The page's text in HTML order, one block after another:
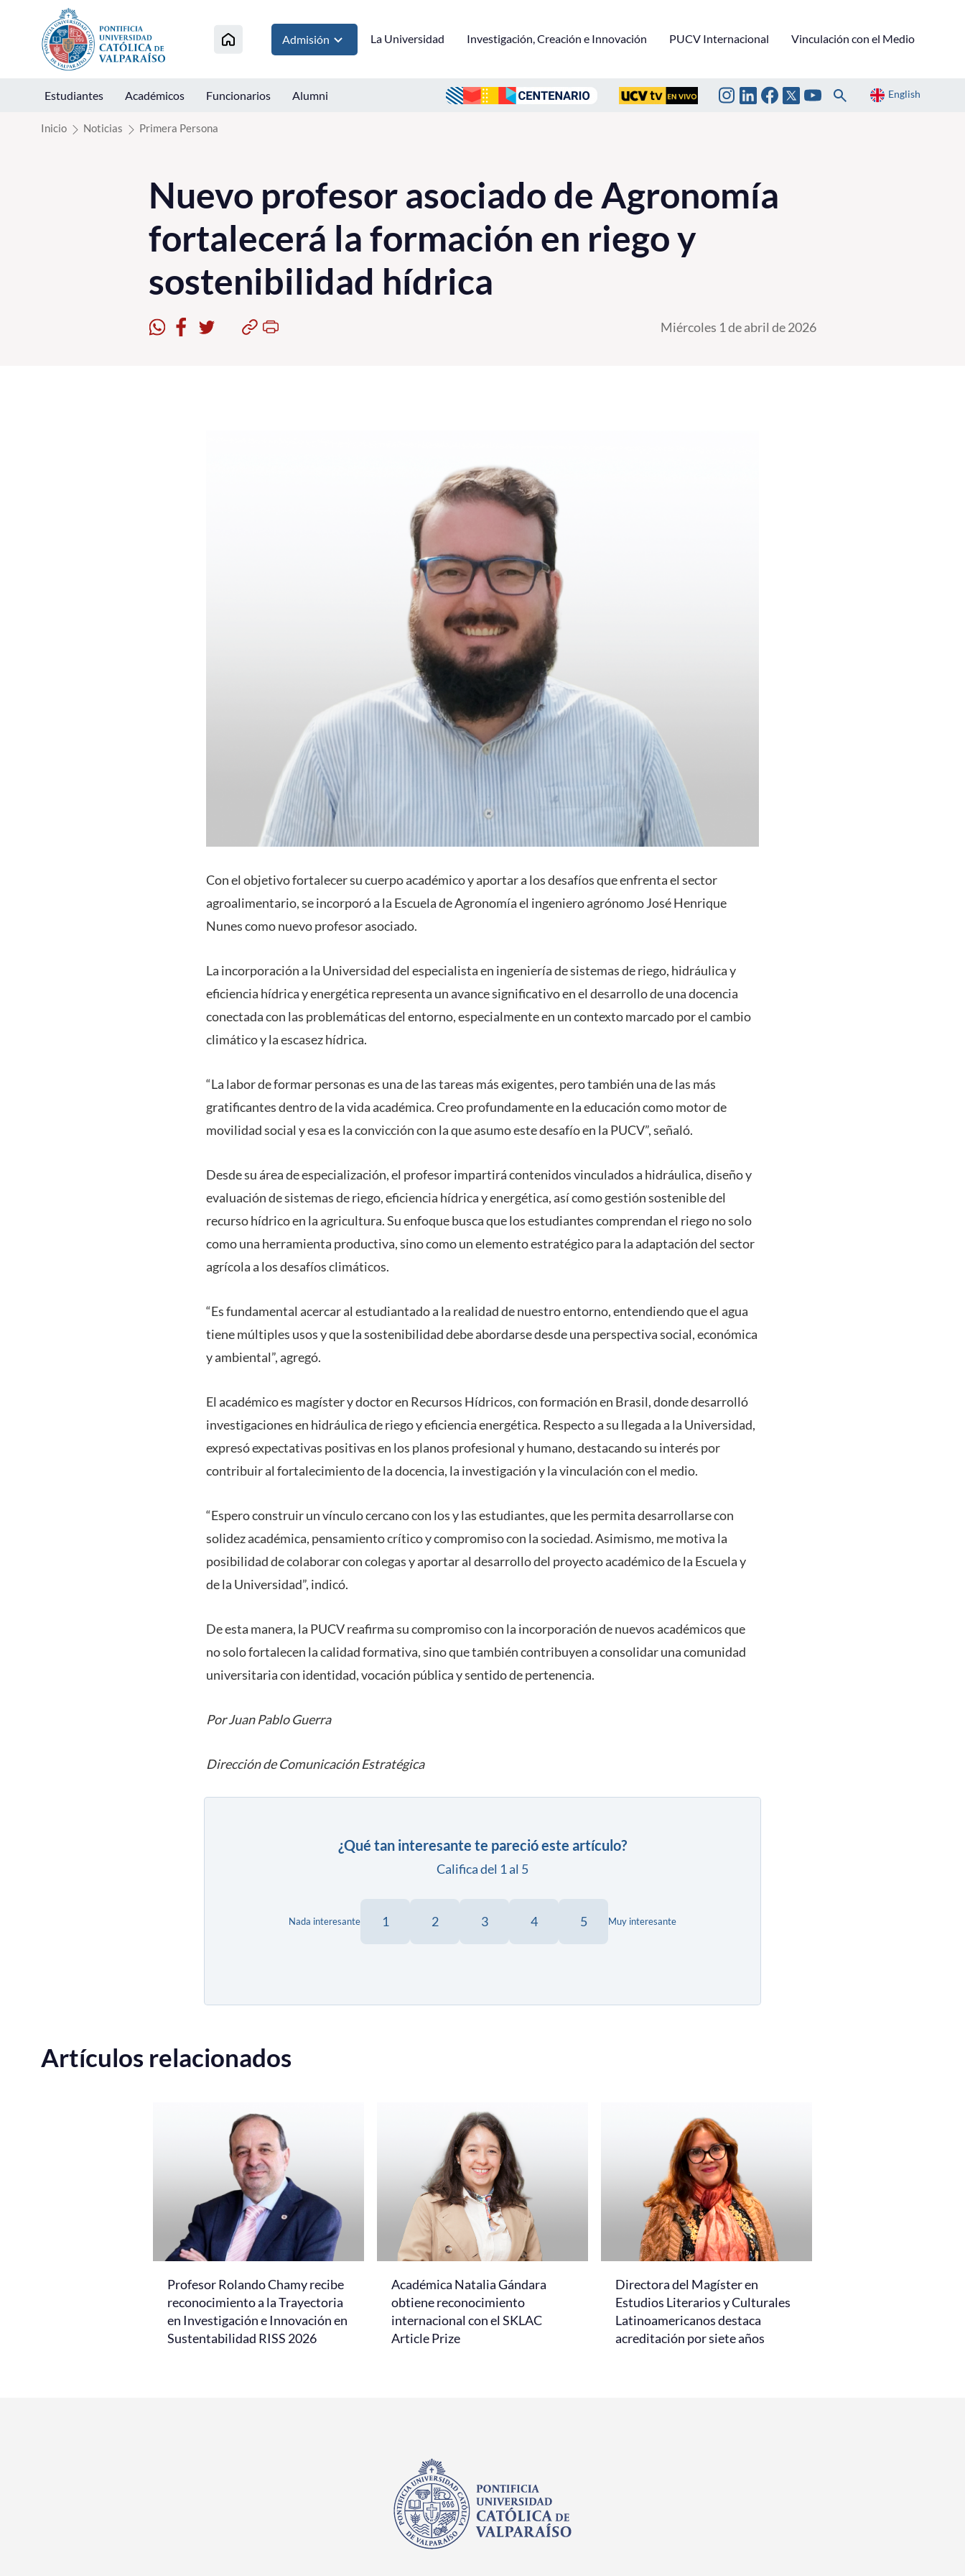
Click acá para ir directamente al contenido
Admisión La Universidad Investigación, Creación e Innovación PUCV Internacional Vinculación con el Medio
Estudiantes Académicos Funcionarios Alumni English
Inicio Noticias Primera Persona
Nuevo profesor asociado de Agronomía
fortalecerá la formación en riego y
sostenibilidad hídrica
Miércoles 1 de abril de 2026
Con el objetivo fortalecer su cuerpo académico y aportar a los desafíos que enfrenta el sector
agroalimentario, se incorporó a la Escuela de Agronomía el ingeniero agrónomo José Henrique
Nunes como nuevo profesor asociado.
La incorporación a la Universidad del especialista en ingeniería de sistemas de riego, hidráulica y
eficiencia hídrica y energética representa un avance significativo en el desarrollo de una docencia
conectada con las problemáticas del entorno, especialmente en un contexto marcado por el cambio
climático y la escasez hídrica.
“La labor de formar personas es una de las tareas más exigentes, pero también una de las más
gratificantes dentro de la vida académica. Creo profundamente en la educación como motor de
movilidad social y esa es la convicción con la que asumo este desafío en la PUCV”, señaló.
Desde su área de especialización, el profesor impartirá contenidos vinculados a hidráulica, diseño y
evaluación de sistemas de riego, eficiencia hídrica y energética, así como gestión sostenible del
recurso hídrico en la agricultura. Su enfoque busca que los estudiantes comprendan el riego no solo
como una herramienta productiva, sino como un elemento estratégico para la adaptación del sector
agrícola a los desafíos climáticos.
“Es fundamental acercar al estudiantado a la realidad de nuestro entorno, entendiendo que el agua
tiene múltiples usos y que la sostenibilidad debe abordarse desde una perspectiva social, económica
y ambiental”, agregó.
El académico es magíster y doctor en Recursos Hídricos, con formación en Brasil, donde desarrolló
investigaciones en hidráulica de riego y eficiencia energética. Respecto a su llegada a la Universidad,
expresó expectativas positivas en los planos profesional y humano, destacando su interés por
contribuir al fortalecimiento de la docencia, la investigación y la vinculación con el medio.
“Espero construir un vínculo cercano con los y las estudiantes, que les permita desarrollarse con
solidez académica, pensamiento crítico y compromiso con la sociedad. Asimismo, me motiva la
posibilidad de colaborar con colegas y aportar al desarrollo del proyecto académico de la Escuela y
de la Universidad”, indicó.
De esta manera, la PUCV reafirma su compromiso con la incorporación de nuevos académicos que
no solo fortalecen la calidad formativa, sino que también contribuyen a consolidar una comunidad
universitaria con identidad, vocación pública y sentido de pertenencia.
Por Juan Pablo Guerra
Dirección de Comunicación Estratégica
¿Qué tan interesante te pareció este artículo?
Califica del 1 al 5
Nada interesante 1 2 3 4 5 Muy interesante
Artículos relacionados
Profesor Rolando Chamy recibe
reconocimiento a la Trayectoria
en Investigación e Innovación en
Sustentabilidad RISS 2026
Académica Natalia Gándara
obtiene reconocimiento
internacional con el SKLAC
Article Prize
Directora del Magíster en
Estudios Literarios y Culturales
Latinoamericanos destaca
acreditación por siete años